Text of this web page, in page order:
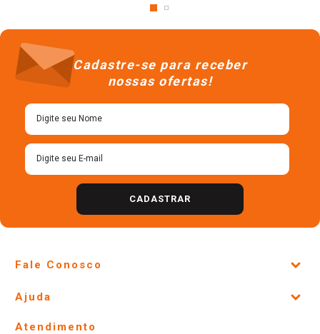
Cadastre-se para receber
nossas ofertas!
CADASTRAR
Fale Conosco
Lojas Físicas e Horários
Ofertas
Ajuda
Atendimento